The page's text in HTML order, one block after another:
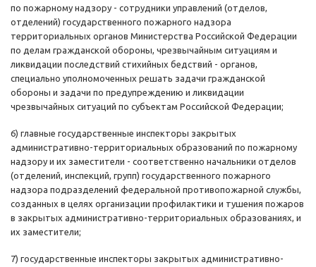
по пожарному надзору - сотрудники управлений (отделов,
отделений) государственного пожарного надзора
территориальных органов Министерства Российской Федерации
по делам гражданской обороны, чрезвычайным ситуациям и
ликвидации последствий стихийных бедствий - органов,
специально уполномоченных решать задачи гражданской
обороны и задачи по предупреждению и ликвидации
чрезвычайных ситуаций по субъектам Российской Федерации;
6) главные государственные инспекторы закрытых
административно-территориальных образований по пожарному
надзору и их заместители - соответственно начальники отделов
(отделений, инспекций, групп) государственного пожарного
надзора подразделений федеральной противопожарной службы,
созданных в целях организации профилактики и тушения пожаров
в закрытых административно-территориальных образованиях, и
их заместители;
7) государственные инспекторы закрытых административно-